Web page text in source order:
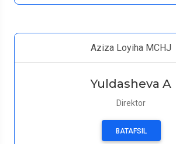
Aziza Loyiha MCHJ
Yuldasheva A
Direktor
BATAFSIL